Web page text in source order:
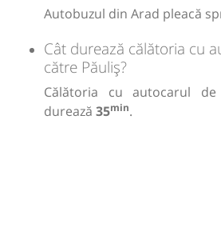
Autobuzul din Arad pleacă
Cât durează călătoria cu
către Păuliș?
Călătoria cu autocarul
durează 35min.